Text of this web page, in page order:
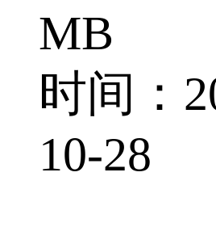
MB
时间：
10-28